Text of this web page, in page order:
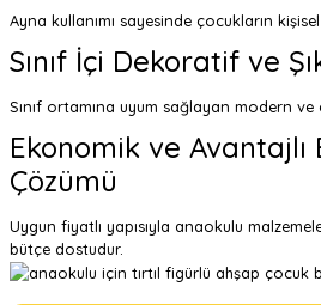
Ayna kullanımı sayesinde çocukların
Sınıf İçi Dekoratif ve
Sınıf ortamına uyum sağlayan modern ve
Ekonomik ve Avantajlı
Çözümü
Uygun fiyatlı yapısıyla anaokulu
bütçe dostudur.